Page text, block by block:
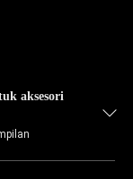
aksesori